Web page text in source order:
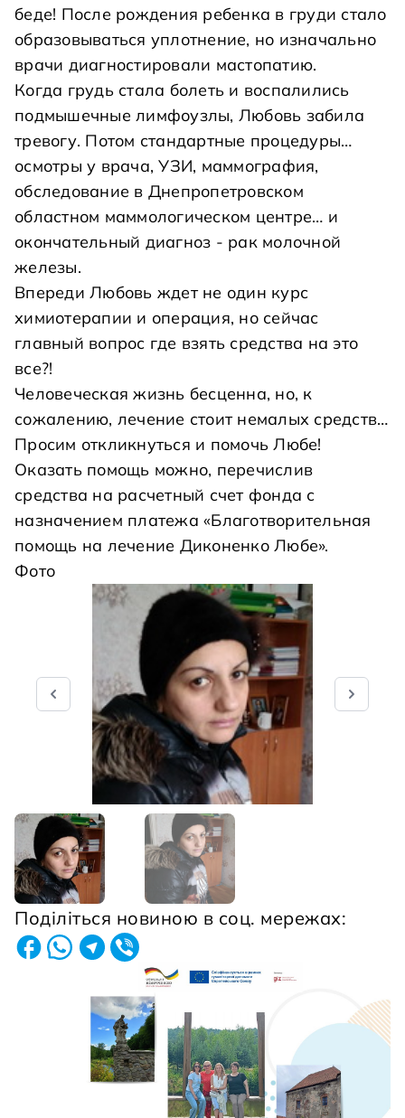
беде! После рождения ребенка в груди стало
образовываться уплотнение, но изначально
врачи диагностировали мастопатию.
Когда грудь стала болеть и воспалились
подмышечные лимфоузлы, Любовь забила
тревогу. Потом стандартные процедуры…
осмотры у врача, УЗИ, маммография,
обследование в Днепропетровском
областном маммологическом центре… и
окончательный диагноз - рак молочной
железы.
Впереди Любовь ждет не один курс
химиотерапии и операция, но сейчас
главный вопрос где взять средства на это
все?!
Человеческая жизнь бесценна, но, к
сожалению, лечение стоит немалых средств…
Просим откликнуться и помочь Любе!
Оказать помощь можно, перечислив
средства на расчетный счет фонда с
назначением платежа «Благотворительная
помощь на лечение Диконенко Любе».
Фото
Поділіться новиною в соц. мережах: